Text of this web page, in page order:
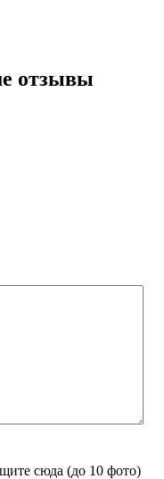
отзывы
сюда (до 10 фото)